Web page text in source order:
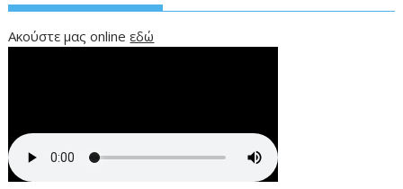
Ακούστε μας onlineεδώ